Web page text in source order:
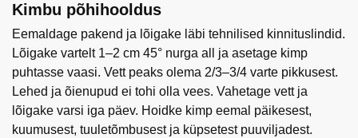
Kimbu põhihooldus
Eemaldage pakend ja lõigake läbi tehnilised kinnituslindid.
Lõigake vartelt 1–2 cm 45° nurga all ja asetage kimp
puhtasse vaasi. Vett peaks olema 2/3–3/4 varte pikkusest.
Lehed ja õienupud ei tohi olla vees. Vahetage vett ja
lõigake varsi iga päev. Hoidke kimp eemal päikesest,
kuumusest, tuuletõmbusest ja küpsetest puuviljadest.